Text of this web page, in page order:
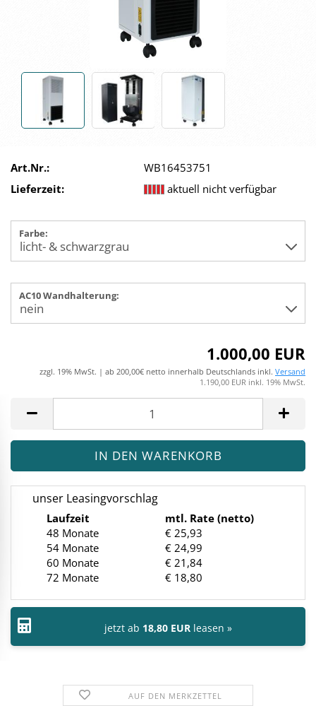
Art.Nr.:
WB16453751
Lieferzeit:
aktuell nicht verfügbar
Farbe:
AC10 Wandhalterung:
1.000,00 EUR
zzgl. 19% MwSt. | ab 200,00€ netto innerhalb Deutschlands inkl. Versand
1.190,00 EUR inkl. 19% MwSt.
unser Leasingvorschlag
Laufzeit
mtl. Rate (netto)
48 Monate
€ 25,93
54 Monate
€ 24,99
60 Monate
€ 21,84
72 Monate
€ 18,80
jetzt ab 18,80 EUR leasen »
AUF DEN MERKZETTEL